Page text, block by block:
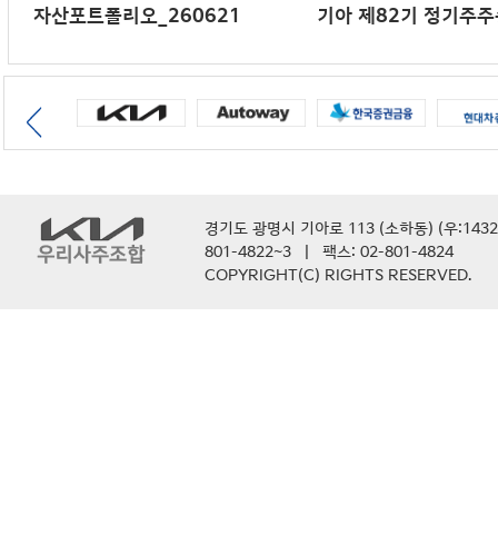
자산포트폴리오_260621 기아 제82기 정기주
경기도 광명시 기아로 113 (소하동) (우
801-4822~3 | 팩스: 02-801-4824
COPYRIGHT(C) RIGHTS RESERVED.